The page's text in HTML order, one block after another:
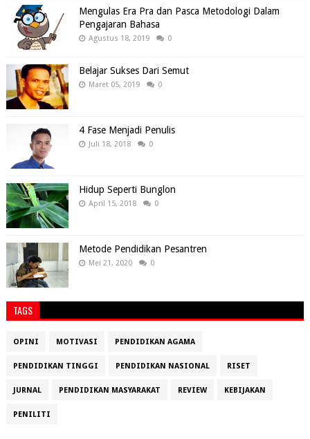
Mengulas Era Pra dan Pasca Metodologi Dalam
Pengajaran Bahasa
Agustus 18, 2019 0
Belajar Sukses Dari Semut
Maret 05, 2019 0
4 Fase Menjadi Penulis
Juli 18, 2018 0
Hidup Seperti Bunglon
April 15, 2018 0
Metode Pendidikan Pesantren
Mei 21, 2020 0
TAGS
OPINI MOTIVASI PENDIDIKAN AGAMA
PENDIDIKAN TINGGI PENDIDIKAN NASIONAL RISET
JURNAL PENDIDIKAN MASYARAKAT REVIEW KEBIJAKAN
PENILITI